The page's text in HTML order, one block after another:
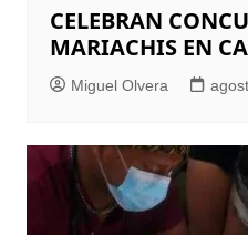
CELEBRAN
MARIACHIS EN
Miguel Olvera